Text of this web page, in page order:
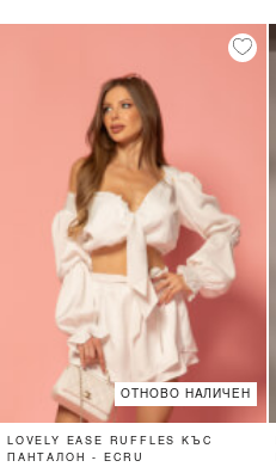
ОТНОВО НАЛИЧЕН
LOVELY EASE RUFFLES КЪС
ПАНТАЛОН - ECRU